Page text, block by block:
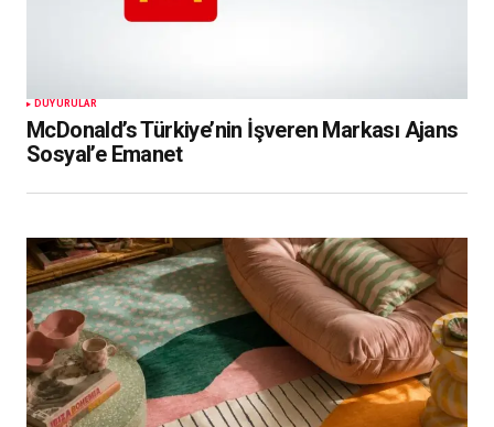
DUYURULAR
McDonald’s Türkiye’nin İşveren Markası Ajans
Sosyal’e Emanet